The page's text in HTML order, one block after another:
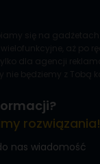
rozwiązania!
nas wiadomość